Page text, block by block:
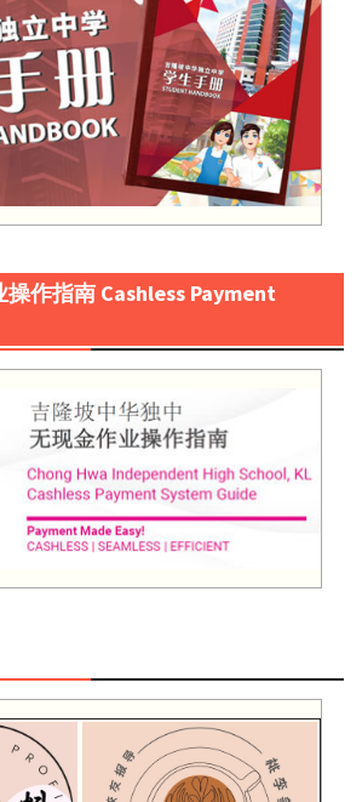
作指南 Cashless Payment